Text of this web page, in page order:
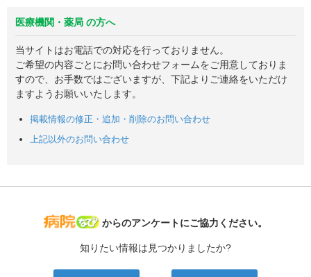
医療機関・薬局 の方へ
当サイトはお電話での対応を行っておりません。
ご希望の内容ごとにお問い合わせフォームをご用意しておりま
すので、お手数ではございますが、下記よりご連絡をいただけ
ますようお願いいたします。
掲載情報の修正・追加・削除のお問い合わせ
上記以外のお問い合わせ
病院なび
からのアンケートにご協力ください。
知りたい情報は見つかりましたか?